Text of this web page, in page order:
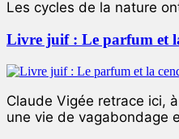
Les cycles de la nature
Livre juif : Le parfum et
Claude Vigée retrace ici,
une vie de vagabondage